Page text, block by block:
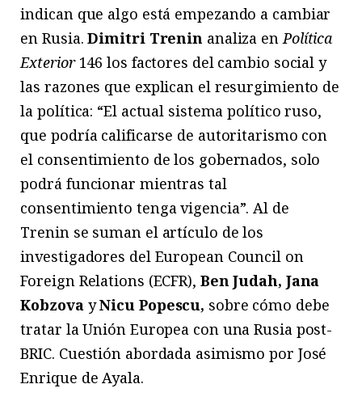
indican que algo está empezando a cambiar
en Rusia.Dimitri Trenin analiza en Política
Exterior146 los factores del cambio social y
las razones que explican el resurgimiento de
la política: “El actual sistema político ruso,
que podría calificarse de autoritarismo con
el consentimiento de los gobernados, solo
podrá funcionar mientras tal
consentimiento tenga vigencia”. Al de
Trenin se suman el artículo de los
investigadores del European Council on
Foreign Relations (ECFR), Ben Judah, Jana
Kobzova yNicu Popescu, sobre cómo debe
tratar la Unión Europea con una Rusia post-
BRIC. Cuestión abordada asimismo por José
Enrique de Ayala.